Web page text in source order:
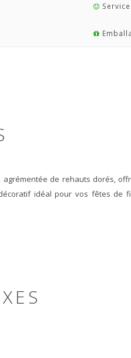
de rehauts dorés,
idéal pour vos fêtes de